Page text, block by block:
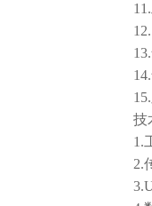
11.工
12.
13.
14.
15.显
技
1.工
2.传